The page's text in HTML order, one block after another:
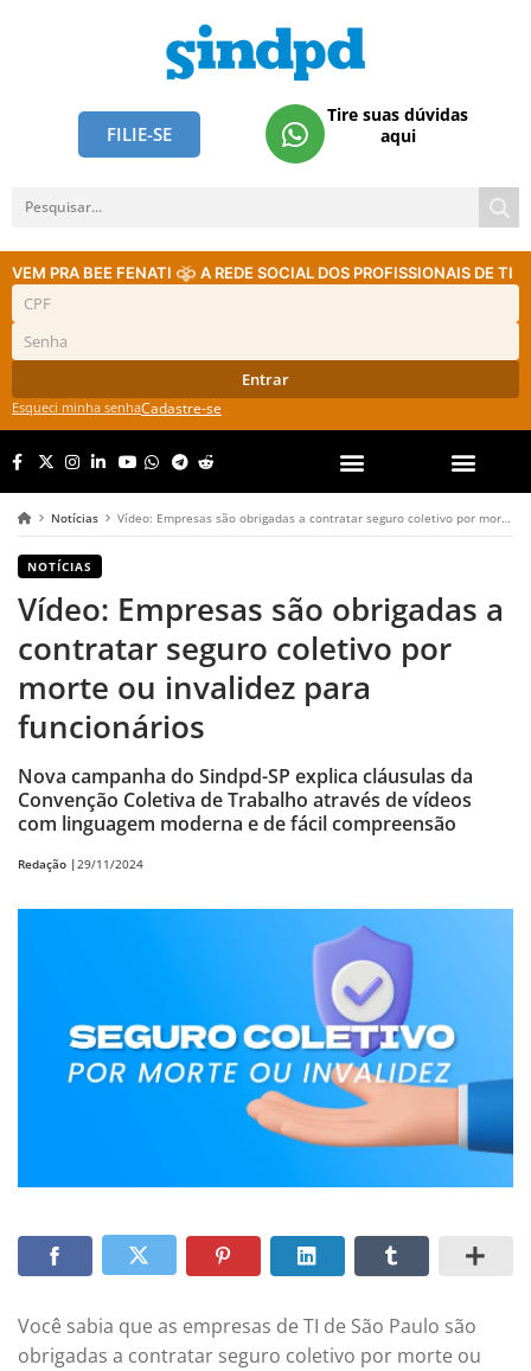
FILIE-SE
Tire suas dúvidas
aqui
VEM PRA BEE FENATI A REDE SOCIAL DOS PROFISSIONAIS DE TI
Entrar
Esqueci minha senhaCadastre-se
Notícias Vídeo: Empresas são obrigadas a contratar seguro coletivo por morte ou invalidez para funcionários
NOTÍCIAS
Vídeo: Empresas são obrigadas a
contratar seguro coletivo por
morte ou invalidez para
funcionários
Nova campanha do Sindpd-SP explica cláusulas da
Convenção Coletiva de Trabalho através de vídeos
com linguagem moderna e de fácil compreensão
Redação |29/11/2024
Você sabia que as empresas de TI de São Paulo são
obrigadas a contratar seguro coletivo por morte ou